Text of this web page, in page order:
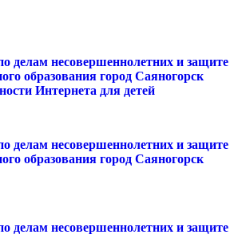
делам несовершеннолетних и защите
образования город Саяногорск
Интернета для детей
делам несовершеннолетних и защите
образования город Саяногорск
делам несовершеннолетних и защите